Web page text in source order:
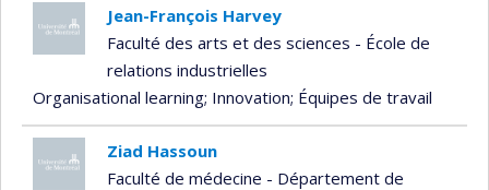
Jean-François Harvey
Faculté des arts et des sciences - École de
relations industrielles
Organisational learning; Innovation; Équipes de travail
Ziad Hassoun
Faculté de médecine - Département de